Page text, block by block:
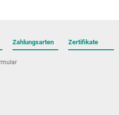
Zahlungsarten Zertifikate